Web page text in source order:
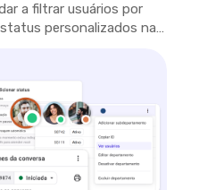
a filtrar usuários por
personalizados na